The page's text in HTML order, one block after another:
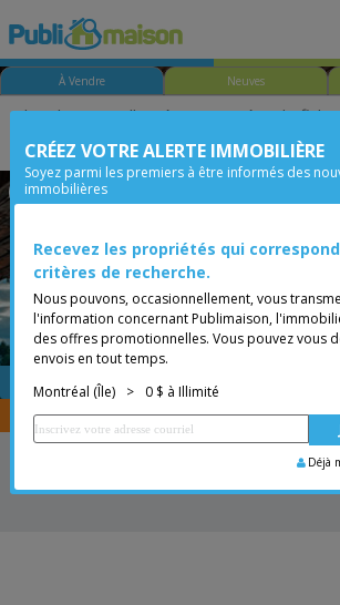
À Vendre Neuves
Chambre Prix
Ahuntsic
Placer une annonce
Vous êtes courtier, transférer vos
CRÉEZ VOTRE ALERTE IMMOBILIÈRE
Soyez parmi les premiers à être informés des
immobilières
Recevez les propriétés qui
critères de recherche.
Nous pouvons, occasionnellement, vous
l'information concernant Publimaison,
des offres promotionnelles. Vous pouvez vous
envois en tout temps.
Montréal (Île)
> 0 $ à Illimité
Déjà